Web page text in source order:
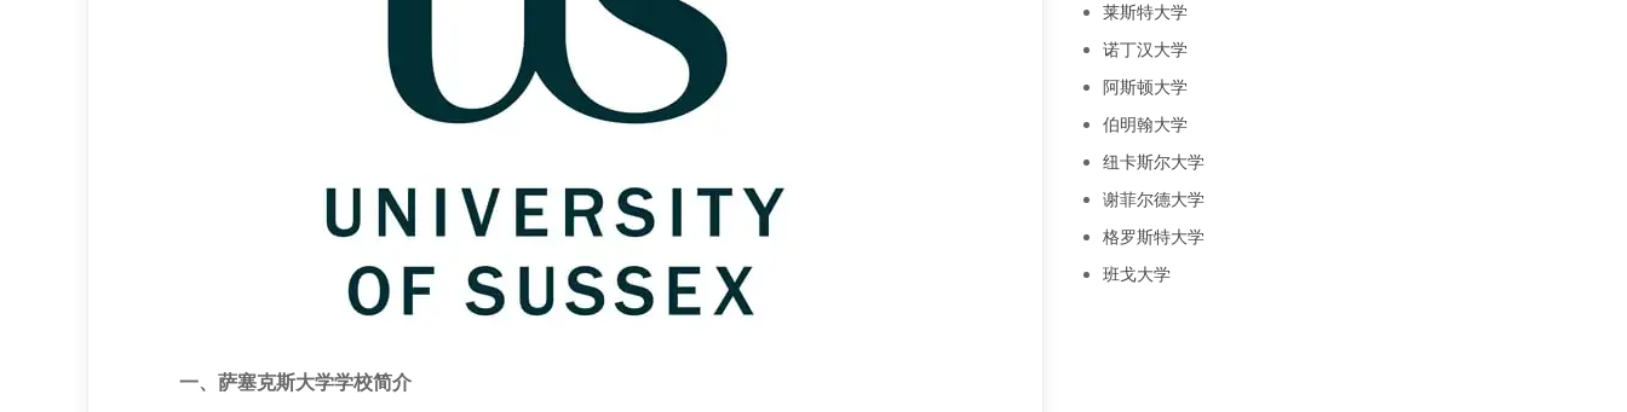
一、萨塞克斯大学学校简介
莱斯特大学
诺丁汉大学
阿斯顿大学
伯明翰大学
纽卡斯尔大学
谢菲尔德大学
格罗斯特大学
班戈大学